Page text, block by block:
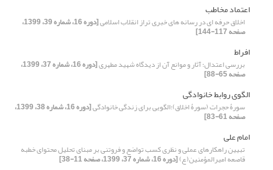
اعتماد مخاطب
اخلاق حرفه ای در رسانه‏ های خبری تراز انقلاب اسلامی [دوره 16، شماره 39، 1399،
صفحه 117-144]
افراط
بررسی اعتدال؛ آثار و موانع آن از دیدگاه شهید مطهری [دوره 16، شماره 37، 1399،
صفحه 65-88]
الگوی روابط خانوادگی
سورۀ حجرات (سورۀ اخلاق)؛الگویی برای زندگی خانوادگی [دوره 16، شماره 38، 1399،
صفحه 61-83]
امام علی
تبیین راهکارهای عملی و نظری کسب تواضع و فروتنی بر مبنای تحلیل محتوای خطبه
قاصعه امیرالمؤمنین(ع)[دوره 16، شماره 37، 1399، صفحه 11-38]